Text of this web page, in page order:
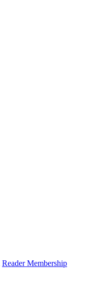
Reader Membership